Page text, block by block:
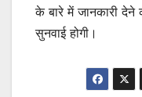
के बारे में जानकारी
सुनवाई होगी।